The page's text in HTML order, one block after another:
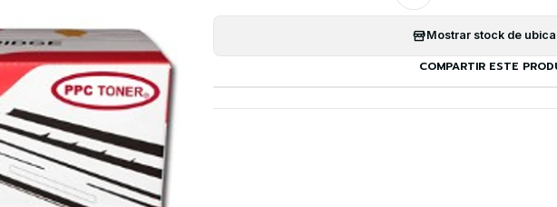
Mostrar stock de
COMPARTIR ESTE